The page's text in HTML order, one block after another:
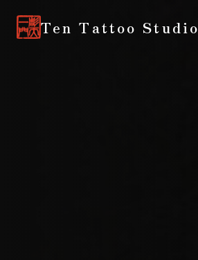
Ten Tattoo Studio